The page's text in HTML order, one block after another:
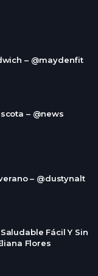
– @maydenfit
– @news
– @dustynalt
Fácil Y Sin
Flores